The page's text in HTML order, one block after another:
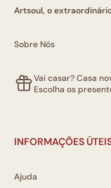
Artsoul, o
Sobre Nós
Vai casar? Casa
Escolha os
INFORMAÇÕES
Ajuda